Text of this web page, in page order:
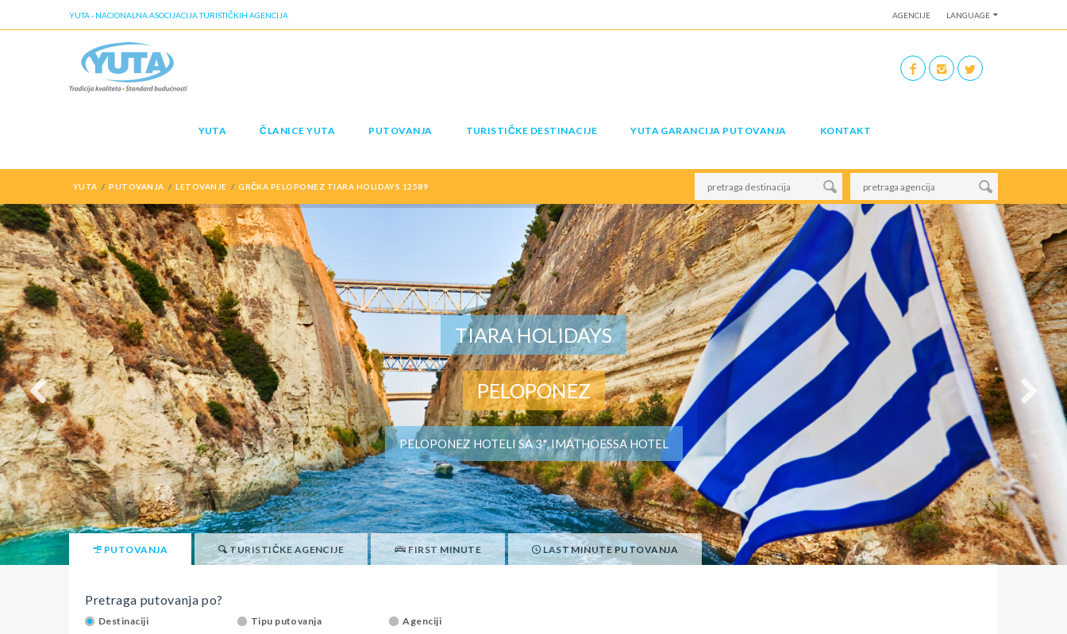
AGENCIJE LANGUAGE
YUTA - NACIONALNA ASOCIJACIJA TURISTIČKIH AGENCIJA
YUTA ČLANICE YUTA PUTOVANJA TURISTIČKE DESTINACIJE YUTA GARANCIJA PUTOVANJA KONTAKT
YUTA PUTOVANJA LETOVANJE GRČKA PELOPONEZ TIARA HOLIDAYS 12589
TIARA HOLIDAYS
PELOPONEZ
PELOPONEZ HOTELI SA 3*, IMATHOESSA HOTEL
PUTOVANJA TURISTIČKE AGENCIJE FIRST MINUTE LAST MINUTE PUTOVANJA
Pretraga putovanja po?
Destinaciji Tipu putovanja Agenciji